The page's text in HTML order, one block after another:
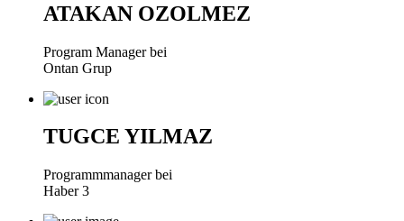
ATAKAN OZOLMEZ
Program Manager bei
Ontan Grup
TUGCE YILMAZ
Programmmanager bei
Haber 3